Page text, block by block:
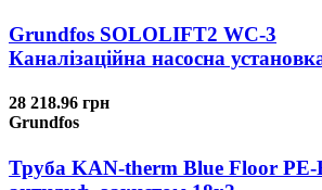
Grundfos SOLOLIFT2 WC-3
Каналізаційна насосна
28 218.96 грн
Grundfos
Труба KAN-therm Blue Floor PE-